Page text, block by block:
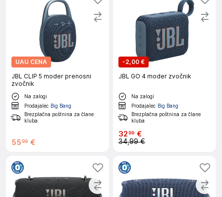
UAU CENA
JBL CLIP 5 moder prenosni
zvočnik
Na zalogi
Prodajalec Big Bang
Brezplačna poštnina za člane
kluba
55 99 €
-2,00 €
JBL GO 4 moder zvočnik
Na zalogi
Prodajalec Big Bang
Brezplačna poštnina za člane
kluba
3299 €
34,99 €